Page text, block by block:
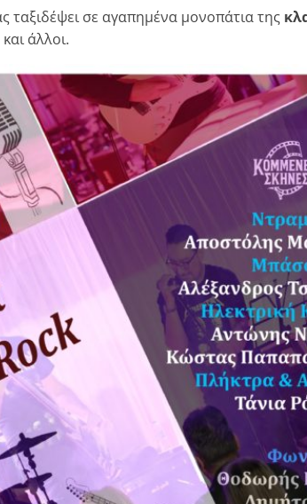
ταξιδέψει σε αγαπημένα μονοπάτια της
και άλλοι.